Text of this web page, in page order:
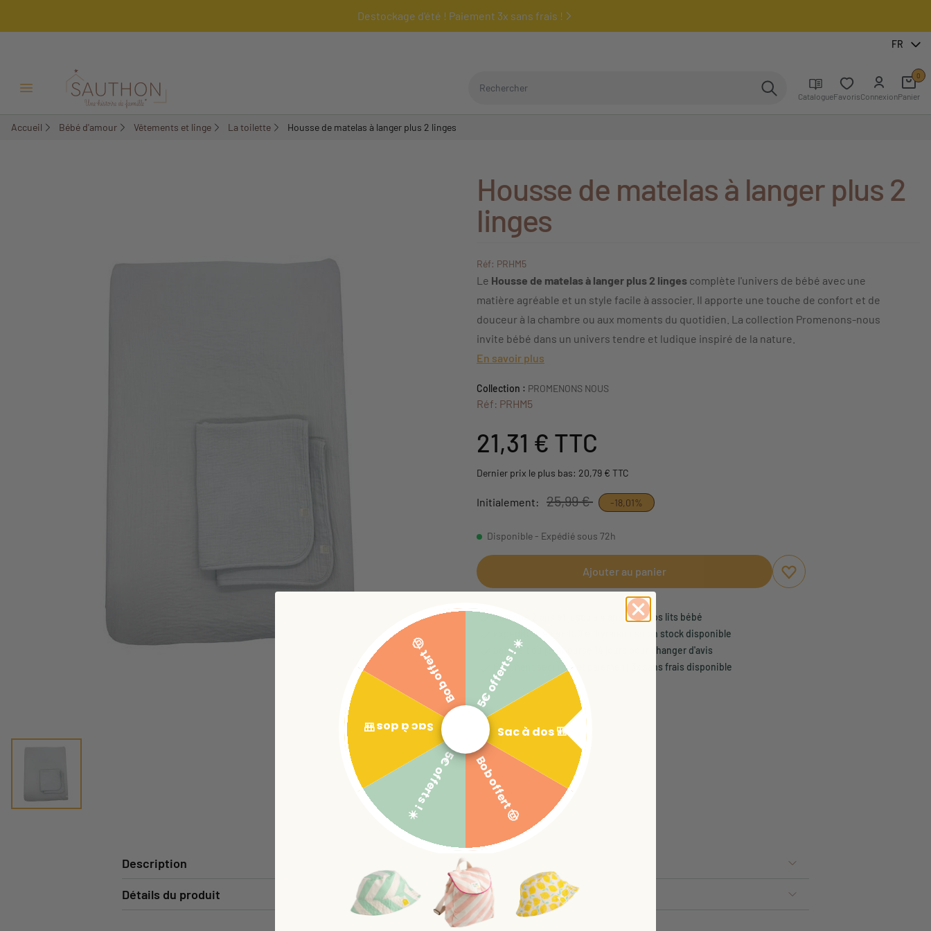
Destockage d'été ! Paiement 3x sans frais !
FR
Ouvrir/Fermer menu CatalogueFavorisConnexionPanier
0
Accueil Bébé d'amour Vêtements et linge La toilette Housse de matelas à langer plus 2 linges
Housse de matelas à langer plus 2
linges
Réf: PRHM5
Le Housse de matelas à langer plus 2 linges complète l'univers de bébé avec une
matière agréable et un style facile à associer. Il apporte une touche de confort et de
douceur à la chambre ou aux moments du quotidien. La collection Promenons-nous
invite bébé dans un univers tendre et ludique inspiré de la nature.
En savoir plus
Collection : PROMENONS NOUS
Réf: PRHM5
21,31 € TTC
Dernier prix le plus bas: 20,79 € TTC
Initialement: 25,99 € -18,01%
Disponible - Expédié sous 72h
Ajouter au panier
Ajouter aux favoris
Supprimer des favoris
Garantie 2 ans et jusqu'à 4 ans pour nos lits bébé
Expédition en 48h00 et livraison selon stock disponible
Satisfait ou remboursé 14 jours pour changer d'avis
Paiement sécurisé et paiement 3x sans frais disponible
Description
Détails du produit
5€ offerts ! ☀️
Sac à dos 🎒
Bob offert 🤠
5€ offerts ! ☀️
Sac à dos 🎒
Bob offert 🤠